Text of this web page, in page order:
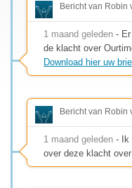
Bericht van Robin
1 maand geleden -
de klacht over
Download hier uw
Bericht van Robin
1 maand geleden - Ik
over deze klacht